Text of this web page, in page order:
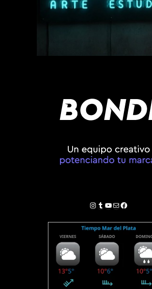
Instagram
Tumblr
YouTube
Correo electrónico
Facebook